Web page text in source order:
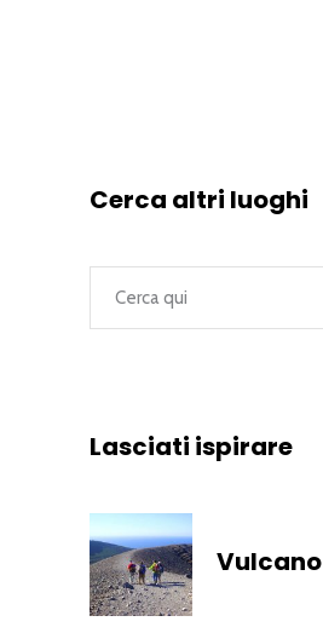
Cerca altri luoghi
Lasciati ispirare
Vulcano